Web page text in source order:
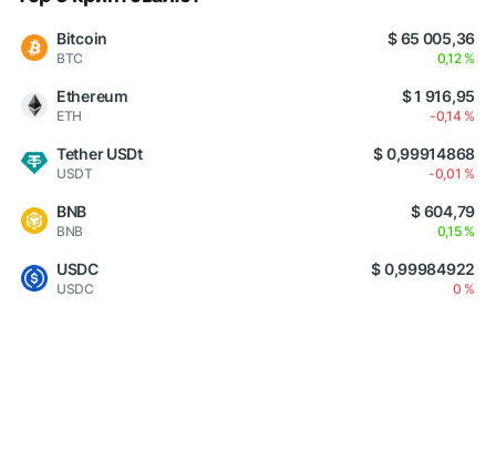
Bitcoin
BTC
$ 65 005,36
0,12 %
Ethereum
ETH
$ 1 916,95
-0,14 %
Tether USDt
USDT
$ 0,99914868
-0,01 %
BNB
BNB
$ 604,79
0,15 %
USDC
USDC
$ 0,99984922
0 %